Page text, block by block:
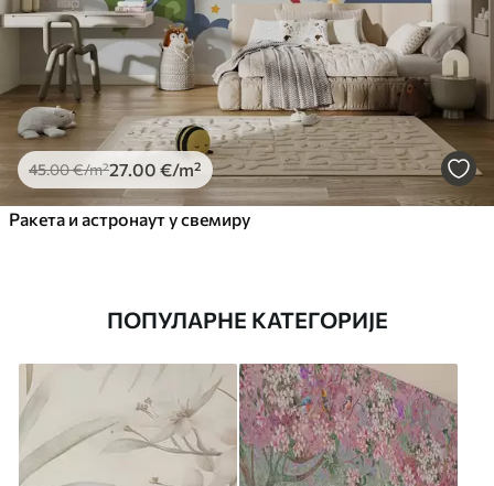
45.00€/m²27.00 €/m²
Ракета и астронаут у свемиру
ПОПУЛАРНЕ КАТЕГОРИЈЕ